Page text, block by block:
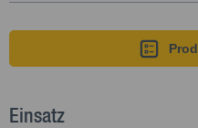
Einsatz